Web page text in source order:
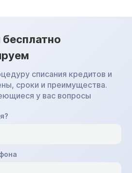
списания кредитов и
сроки и преимущества.
у вас вопросы